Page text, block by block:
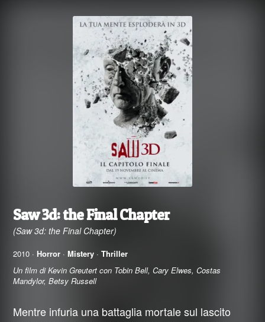
Saw 3d: the Final Chapter
(Saw 3d: the Final Chapter)
2010 · Horror ·Mistery ·Thriller
Un film di Kevin Greutert con Tobin Bell, Cary Elwes, Costas
Mandylor, Betsy Russell
Mentre infuria una battaglia mortale sul lascito